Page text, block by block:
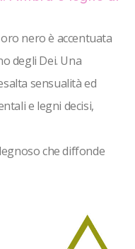
nero è accentuata
degli Dei. Una
sensualità ed
e legni decisi,
che diffonde